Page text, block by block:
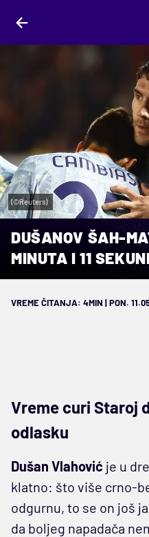
(©Reuters)
DUŠANOV ŠAH-
MINUTA I 11
VREME ČITANJA: 4MIN | PON.
Vreme curi Staroj
odlasku
Dušan Vlahović je u
klatno: što više crno-
odgurnu, to se on još
da boljeg napadača